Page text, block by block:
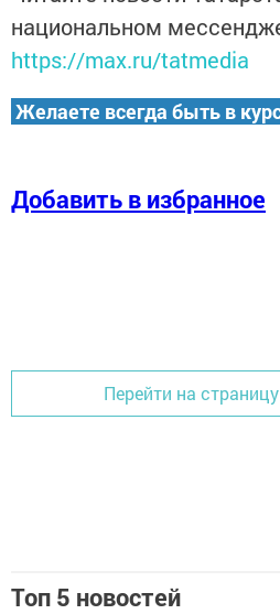
национальном
https://max.ru/tatmedia
Желаете всегда быть в
Добавить в избранное
Перейти на
Топ 5 новостей